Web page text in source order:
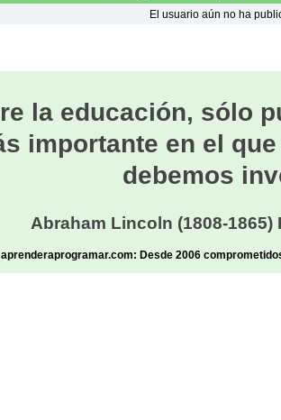
El usuario aún no ha
la educación, sólo
importante en el
debemos
Abraham Lincoln (1808-
aprenderaprogramar.com: Desde 2006